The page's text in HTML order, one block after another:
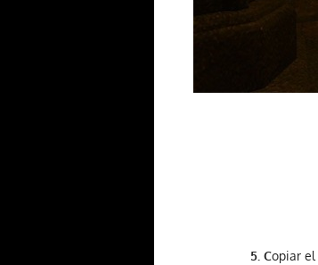
5. Copiar el